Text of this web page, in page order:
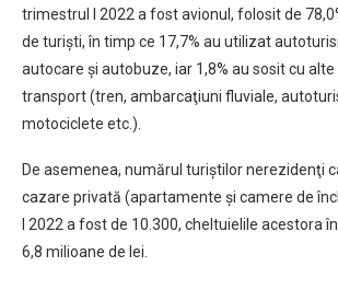
trimestrul I 2022 a fost avionul, folosit de
de turişti, în timp ce 17,7% au utilizat
autocare şi autobuze, iar 1,8% au sosit cu
transport (tren, ambarcaţiuni fluviale,
motociclete etc.).
De asemenea, numărul turiştilor nerezidenţi
cazare privată (apartamente şi camere de
I 2022 a fost de 10.300, cheltuielile acestora
6,8 milioane de lei.